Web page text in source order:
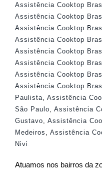
Assistência Cooktop
Assistência Cooktop
Assistência Cooktop
Assistência Cooktop
Assistência Cooktop
Assistência Cooktop
Assistência Cooktop
Assistência Cooktop
Paulista
Assistência
São Paulo
Assistência
Gustavo
Assistência
Medeiros
Assistência
Nivi
Atuamos nos bairros da